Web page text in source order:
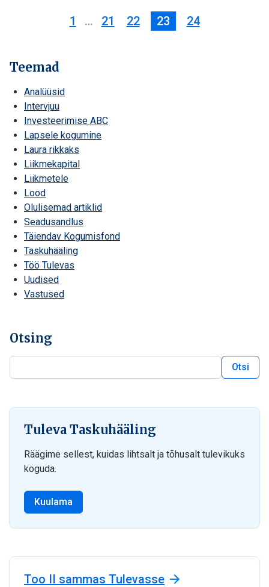
1 … 21 22 23 24
Teemad
Analüüsid
Intervjuu
Investeerimise ABC
Lapsele kogumine
Laura rikkaks
Liikmekapital
Liikmetele
Lood
Olulisemad artiklid
Seadusandlus
Täiendav Kogumisfond
Taskuhääling
Töö Tulevas
Uudised
Vastused
Otsing
Otsi
Tuleva Taskuhääling
Räägime sellest, kuidas lihtsalt ja tõhusalt tulevikuks
koguda.
Kuulama
Too II sammas Tulevasse